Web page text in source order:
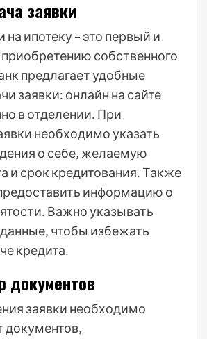
заявки
на ипотеку – это первый и
собственного
предлагает удобные
заявки: онлайн на сайте
в отделении․ При
необходимо указать
о себе‚ желаемую
и срок кредитования․ Также
информацию о
Важно указывать
чтобы избежать
кредита․
документов
заявки необходимо
документов‚